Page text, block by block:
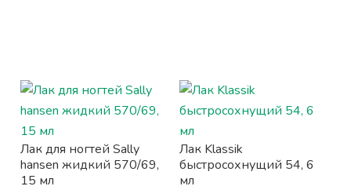
Лак для ногтей Sally
hansen жидкий 570/69,
15 мл
Лак Klassik
быстросохнущий 54, 6
мл